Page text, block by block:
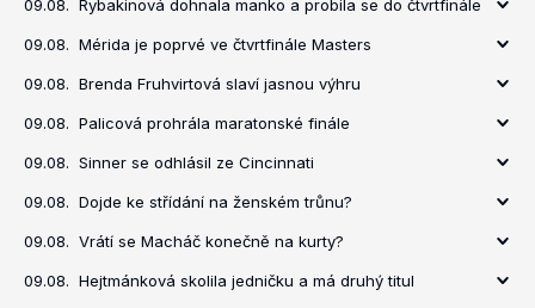
09.08. Rybakinová dohnala manko a probila se do čtvrtfinále
09.08. Mérida je poprvé ve čtvrtfinále Masters
09.08. Brenda Fruhvirtová slaví jasnou výhru
09.08. Palicová prohrála maratonské finále
09.08. Sinner se odhlásil ze Cincinnati
09.08. Dojde ke střídání na ženském trůnu?
09.08. Vrátí se Macháč konečně na kurty?
09.08. Hejtmánková skolila jedničku a má druhý titul